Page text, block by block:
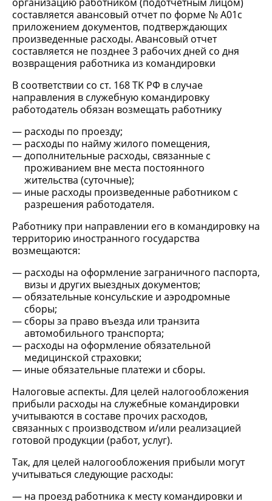
составляется авансовый отчет по форме № А01с
приложением документов, подтверждающих
произведенные расходы. Авансовый отчет
составляется не позднее 3 рабочих дней со дня
возвращения работника из командировки
В соответствии со ст. 168 ТК РФ в случае
направления в служебную командировку
работодатель обязан возмещать работнику
расходы по проезду;
расходы по найму жилого помещения,
дополнительные расходы, связанные с
проживанием вне места постоянного
жительства (суточные);
иные расходы произведенные работником с
разрешения работодателя.
Работнику при направлении его в командировку на
территорию иностранного государства
возмещаются:
расходы на оформление заграничного паспорта,
визы и других выездных документов;
обязательные консульские и аэродромные
сборы;
сборы за право въезда или транзита
автомобильного транспорта;
расходы на оформление обязательной
медицинской страховки;
иные обязательные платежи и сборы.
Налоговые аспекты. Для целей налогообложения
прибыли расходы на служебные командировки
учитываются в составе прочих расходов,
связанных с производством и/или реализацией
готовой продукции (работ, услуг).
Так, для целей налогообложения прибыли могут
учитываться следующие расходы:
на проезд работника к месту командировки и